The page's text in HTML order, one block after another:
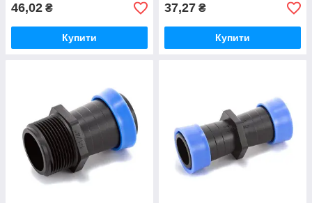
46,02 ₴
Купити
37,27 ₴
Купити